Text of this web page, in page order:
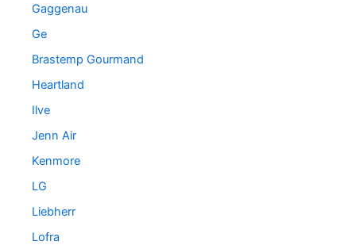
Gaggenau
Ge
Brastemp Gourmand
Heartland
Ilve
Jenn Air
Kenmore
LG
Liebherr
Lofra